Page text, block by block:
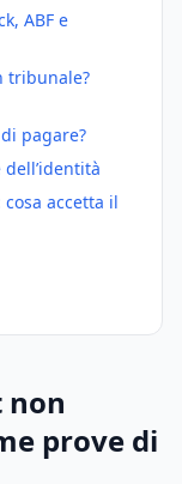
ABF e
tribunale?
pagare?
accetta il
non
prove di